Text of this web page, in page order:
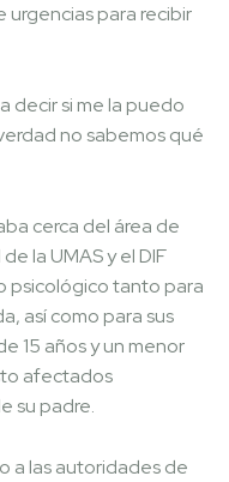
urgencias para recibir
decir si me la puedo
no sabemos qué
cerca del área de
la UMAS y el DIF
psicológico tanto para
así como para sus
15 años y un menor
afectados
su padre.
a las autoridades de